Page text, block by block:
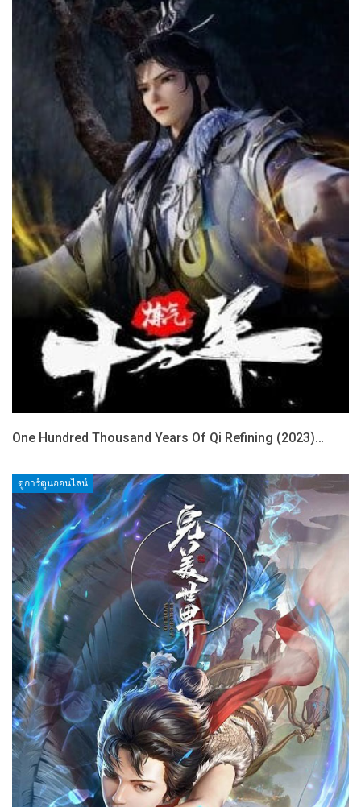
One Hundred Thousand Years Of Qi Refining (2023)…
ดูการ์ตูนออนไลน์